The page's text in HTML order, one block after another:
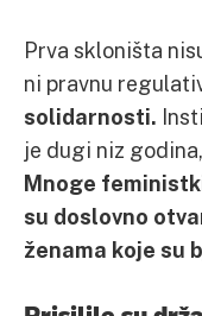
Prva skloništa
ni pravnu
solidarnosti.
je dugi niz
Mnoge
su doslovno
ženama koje su